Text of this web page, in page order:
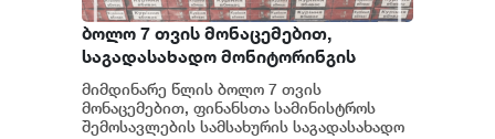
ბოლო 7 თვის მონაცემებით,
საგადასახადო მონიტორინგის
თანამშრომლებმა უაქციზო
თამბაქოს ნაწარმის
მართლსაწინააღმდეგო შენახვა-
მიმდინარე წლის ბოლო 7 თვის
მონაცემებით, ფინანსთა სამინისტროს
შემოსავლების სამსახურის საგადასახადო